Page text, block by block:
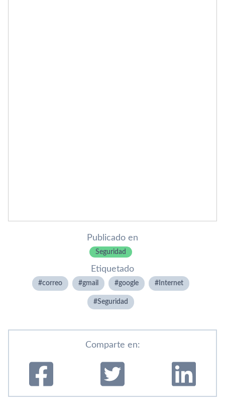
Publicado en
Seguridad
Etiquetado
correo gmail google Internet
Seguridad
Comparte en: